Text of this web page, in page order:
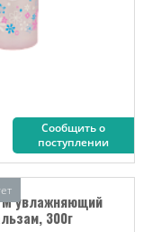
Сообщить о
поступлении
увлажняющий
300г